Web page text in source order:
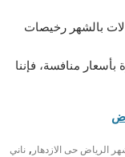
بالشهر رخيصات
منافسة، فإننا
الرياض حى الازدهار ,ناني